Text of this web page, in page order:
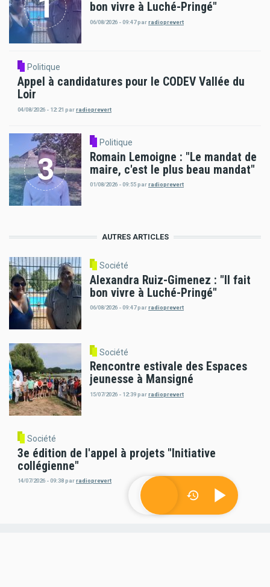
bon vivre à Luché-Pringé"
06/08/2026 - 09:47parradioprevert
Politique
Appel à candidatures pour le CODEV Vallée du
Loir
04/08/2026 - 12:21 parradioprevert
Politique
Romain Lemoigne : "Le mandat de
maire, c'est le plus beau mandat"
01/08/2026 - 09:55parradioprevert
AUTRES ARTICLES
Société
Alexandra Ruiz-Gimenez : "Il fait
bon vivre à Luché-Pringé"
06/08/2026 - 09:47parradioprevert
Société
Rencontre estivale des Espaces
jeunesse à Mansigné
15/07/2026 - 12:39parradioprevert
Société
3e édition de l'appel à projets "Initiative
collégienne"
14/07/2026 - 09:38parradioprevert